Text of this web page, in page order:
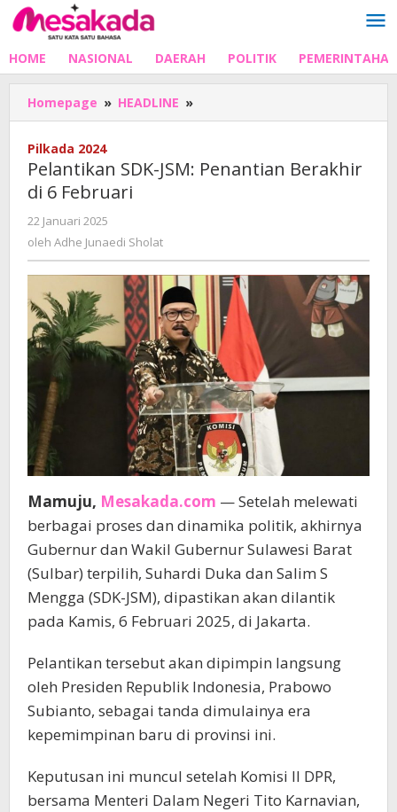
Lewati
ke
HOME NASIONAL DAERAH POLITIK
Homepage » HEADLINE »
SDK-
Berakhir
Pilkada 2024
Pelantikan SDK-JSM: Penantian Berakhir
di 6 Februari
22 Januari 2025
Adhe
oleh Adhe Junaedi Sholat
Mamuju, Mesakada.com — Setelah melewati
berbagai proses dan dinamika politik, akhirnya
Gubernur dan Wakil Gubernur Sulawesi Barat
(Sulbar) terpilih, Suhardi Duka dan Salim S
Mengga (SDK-JSM), dipastikan akan dilantik
pada Kamis, 6 Februari 2025, di Jakarta.
Pelantikan tersebut akan dipimpin langsung
oleh Presiden Republik Indonesia, Prabowo
Subianto, sebagai tanda dimulainya era
kepemimpinan baru di provinsi ini.
Keputusan ini muncul setelah Komisi II DPR,
bersama Menteri Dalam Negeri Tito Karnavian,